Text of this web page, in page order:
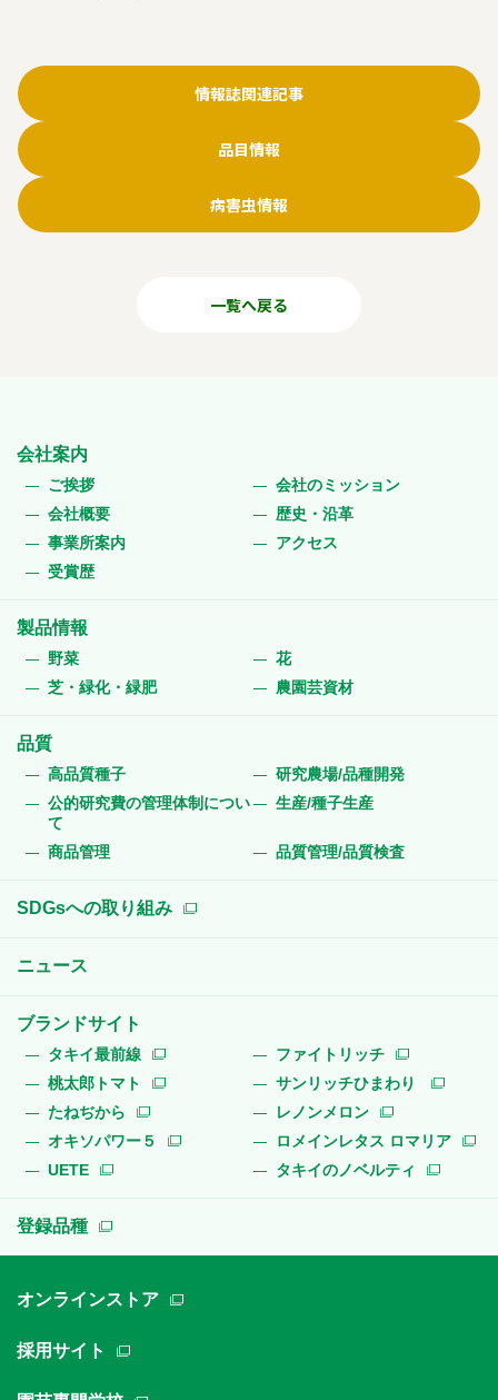
情報誌関連記事
品目情報
病害虫情報
一覧へ戻る
会社案内
ご挨拶
会社のミッション
会社概要
歴史・沿革
事業所案内
アクセス
受賞歴
製品情報
野菜
花
芝・緑化・緑肥
農園芸資材
品質
高品質種子
研究農場/品種開発
公的研究費の管理体制につい
て
生産/種子生産
商品管理 品質管理/品質検査
SDGsへの取り組み
ニュース
ブランドサイト
タキイ最前線
ファイトリッチ
桃太郎トマト
サンリッチひまわり
たねぢから
レノンメロン
オキソパワー５
ロメインレタス ロマリア
UETE
タキイのノベルティ
登録品種
オンラインストア
採用サイト